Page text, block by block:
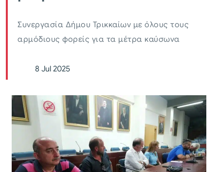
Συνεργασία Δήμου Τρικκαίων με όλους τους
αρμόδιους φορείς για τα μέτρα καύσωνα
8 Jul 2025